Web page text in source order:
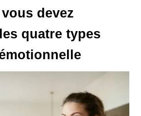
devez
quatre types